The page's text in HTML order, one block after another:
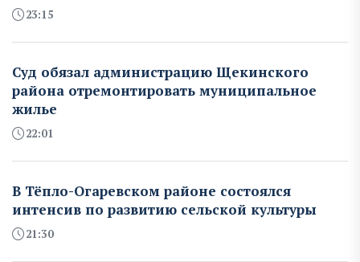
23:15
Суд обязал администрацию Щекинского
района отремонтировать муниципальное
жилье
22:01
В Тёпло-Огаревском районе состоялся
интенсив по развитию сельской культуры
21:30